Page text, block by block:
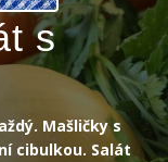
s
Mašličky s
cibulkou. Salát